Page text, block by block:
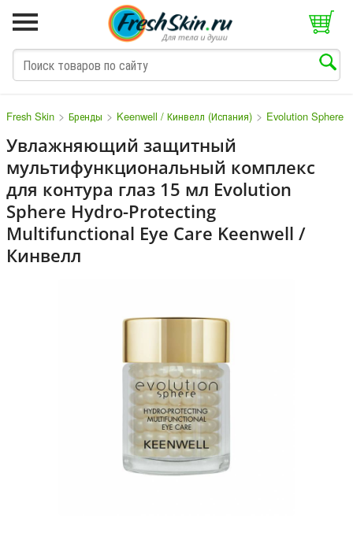
Fresh Skin > Бренды > Keenwell / Кинвелл (Испания) > Evolution Sphere
Увлажняющий защитный
мультифункциональный комплекс
для контура глаз 15 мл Evolution
Sphere Hydro-Protecting
Multifunctional Eye Care Keenwell /
Кинвелл
M N O P Q S T V W